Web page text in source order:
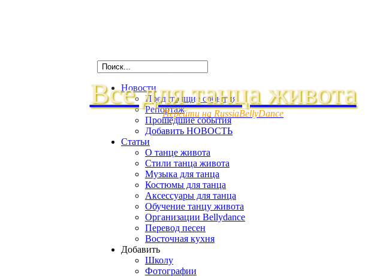
Все для танца живота
Перейти на RussiaBellyDance
Новости
Предстоящие события
Репортаж
Прошедшие события
Добавить НОВОСТЬ
Статьи
О танце живота
Стили танца живота
Музыка для танца
Костюмы для танца
Аксессуары для танца
Обучение танцу живота
Организации Bellydance
Перевод песен
Восточная кухня
Добавить
Школу
Фотографии